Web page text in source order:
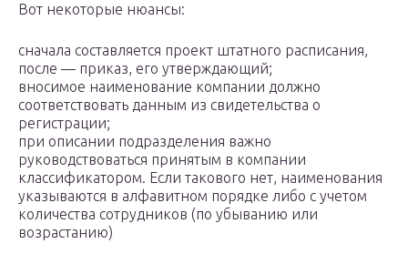
Вот некоторые нюансы:
сначала составляется проект штатного расписания,
после — приказ, его утверждающий;
вносимое наименование компании должно
соответствовать данным из свидетельства о
регистрации;
при описании подразделения важно
руководствоваться принятым в компании
классификатором. Если такового нет, наименования
указываются в алфавитном порядке либо с учетом
количества сотрудников (по убыванию или
возрастанию)